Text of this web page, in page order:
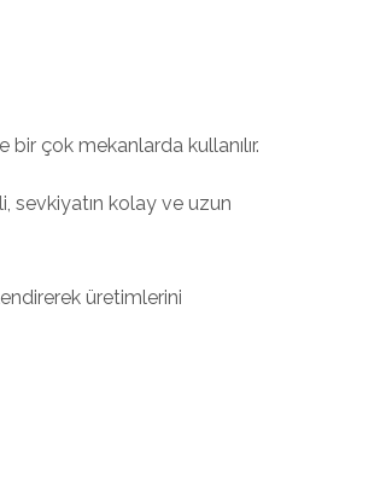
bir çok mekanlarda kullanılır.
sevkiyatın kolay ve uzun
üretimlerini